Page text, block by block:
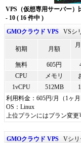
VPS（仮想専用サーバー）
- 10 ( 16 件中 )
GMOクラウド VPS VSシ
初期 月額
無料 605円
CPU
メモリ
1vCPU
512MB
利用料金：605円/月（1ヶ
OS：Linux
上位プランにはプラン変更
GMOクラウド VPS Vシ